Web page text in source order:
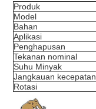
Produk
Model
Bahan
Aplikasi
Penghapusan
Tekanan nominal
Suhu Minyak
Jangkauan kecepatan
Rotasi